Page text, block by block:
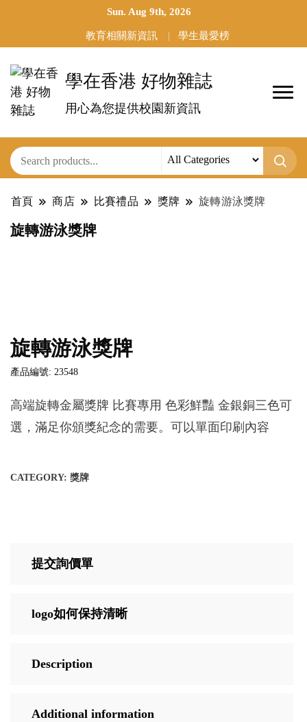
Sun. Aug 9th, 2026
教育相關新資訊 學生最愛榜
學在香港 好物雜誌
用心為您提供校園新資訊
首頁 商店 比賽禮品 獎牌 旋轉游泳獎牌
旋轉游泳獎牌
旋轉游泳獎牌
產品編號: 23548
高端旋轉金屬獎牌 比賽專用 色彩鮮豔 金銀銅三色可
選，滿足你頒獎紀念的需要。可以單面印刷內容
CATEGORY: 獎牌
提交詢價單
logo如何保持清晰
Description
Additional information